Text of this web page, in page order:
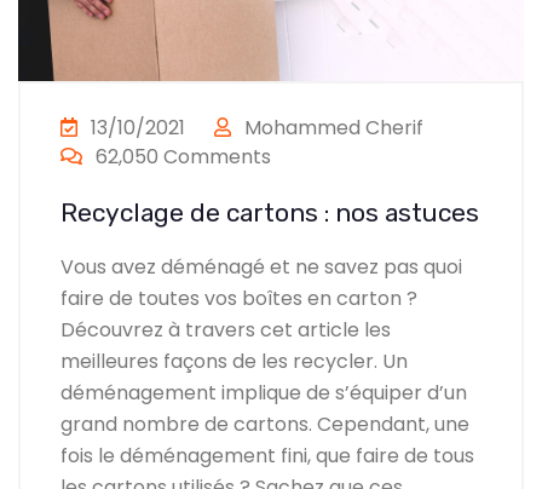
13/10/2021
Mohammed Cherif
62,050 Comments
Recyclage de cartons : nos astuces
Vous avez déménagé et ne savez pas quoi
faire de toutes vos boîtes en carton ?
Découvrez à travers cet article les
meilleures façons de les recycler. Un
déménagement implique de s’équiper d’un
grand nombre de cartons. Cependant, une
fois le déménagement fini, que faire de tous